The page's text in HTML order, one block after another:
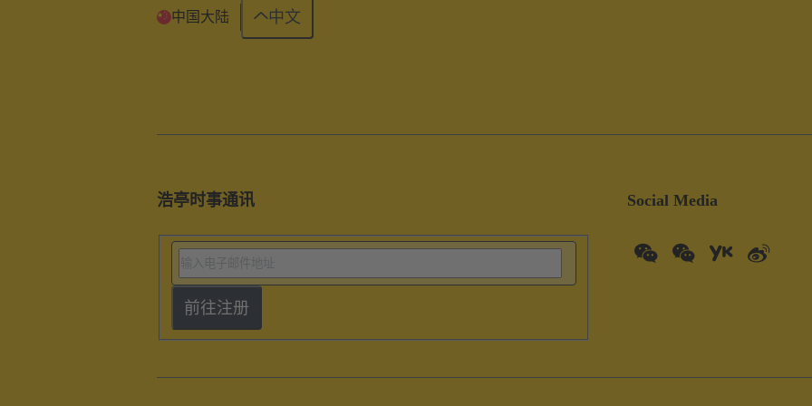
浩亭时事通讯
前往注册
Social Media
中国大陆 中文